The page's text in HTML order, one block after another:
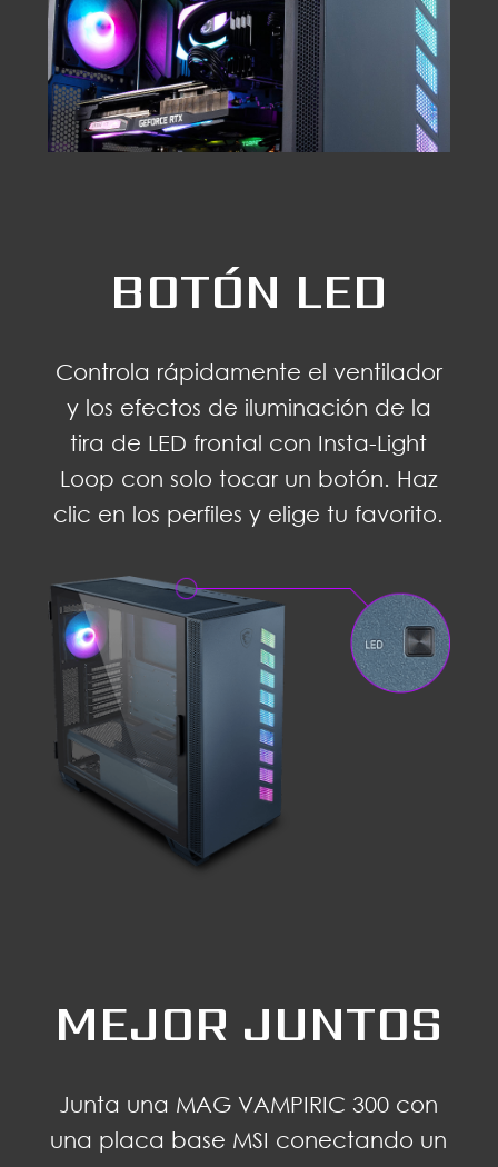
BOTÓN LED
Controla rápidamente el ventilador
y los efectos de iluminación de la
tira de LED frontal con Insta-Light
Loop con solo tocar un botón. Haz
clic en los perfiles y elige tu favorito.
MEJOR JUNTOS
Junta una MAG VAMPIRIC 300 con
una placa base MSI conectando un